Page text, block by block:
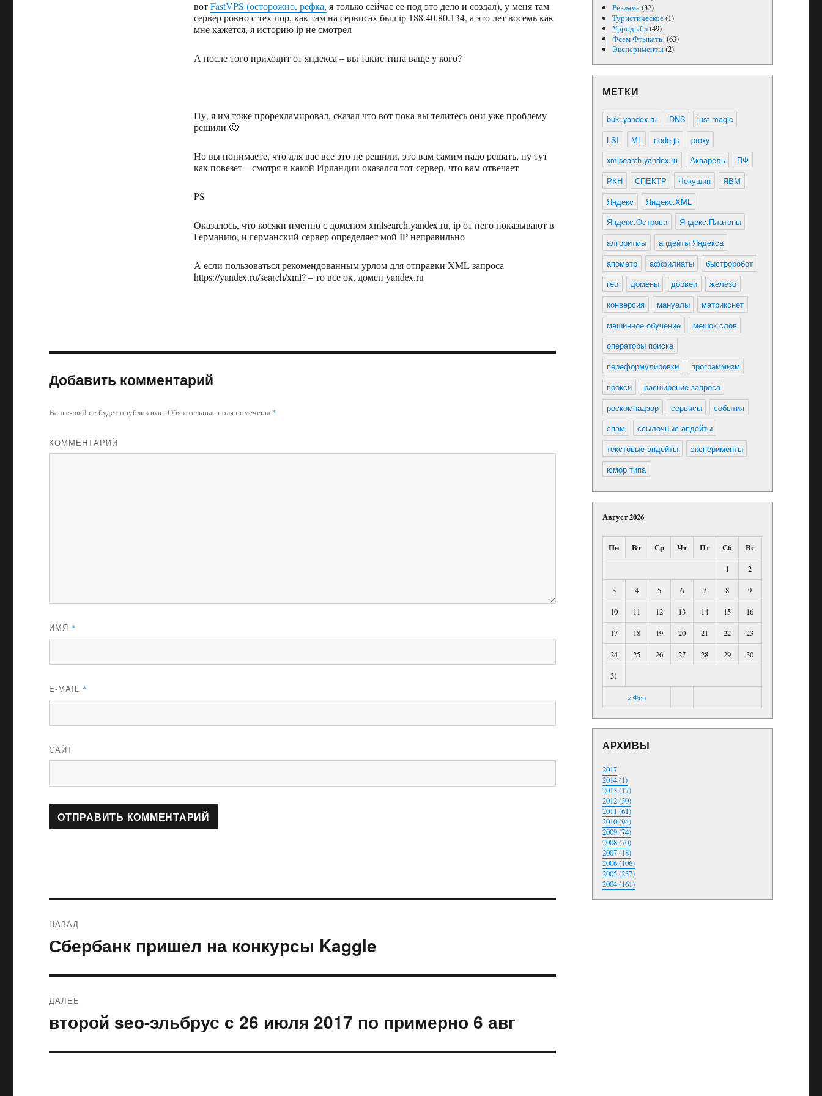
вотFastVPS (осторожно, рефка, я только сейчас ее под это дело и создал), у меня там
сервер ровно с тех пор, как там на сервисах был ip 188.40.80.134, а это лет восемь как
мне кажется, я историю ip не смотрел
А после того приходит от яндекса – вы такие типа ваще у кого?
Ну, я им тоже прорекламировал, сказал что вот пока вы телитесь они уже проблему
решили 🙂
Но вы понимаете, что для вас все это не решили, это вам самим надо решать, ну тут
как повезет – смотря в какой Ирландии оказался тот сервер, что вам отвечает
PS
Оказалось, что косяки именно с доменом xmlsearch.yandex.ru, ip от него показывают в
Германию, и германский сервер определяет мой IP неправильно
А если пользоваться рекомендованным урлом для отправки XML запроса
https://yandex.ru/search/xml? – то все ок, домен yandex.ru
Добавить комментарий
Ваш e-mail не будет опубликован.Обязательные поля помечены *
КОММЕНТАРИЙ
ИМЯ *
E-MAIL *
САЙТ
по
НАЗАД
Предыдущая
Сбербанк пришел на конкурсы Kaggle
ДАЛЕЕ
Следующая
запись:
второй seo-эльбрус c 26 июля 2017 по примерно 6 авг
Реклама(32)
Туристическое(1)
Урродыбл(49)
Фсем Фтыкать! (63)
Эксперименты(2)
МЕТКИ
buki.yandex.ru DNS
just-magic
LSI
ML node.js
proxy
xmlsearch.yandex.ru
Акварель
ПФ
РКН
СПЕКТР Чекушин
ЯВМ
Яндекс
Яндекс.XML
Яндекс.Острова
Яндекс.Платоны
алгоритмы
апдейты Яндекса
апометр
аффилиаты
быстроробот
гео
домены дорвеи
железо
конверсия
мануалы
матрикснет
машинное обучение
мешок слов
операторы поиска
переформулировки
программизм
прокси
расширение запроса
роскомнадзор
сервисы
события
спам
ссылочные апдейты
текстовые апдейты
эксперименты
юмор типа
Август 2026
Пн Вт Ср Чт Пт Сб Вс
« Фев
1
2
3
4 5 6 7 8
9
10
11 12 13 14 15
16
17
18 19 20 21 22
23
24
25 26 27 28 29
30
31
АРХИВЫ
2017
2014 (1)
2013 (17)
2012 (30)
2011 (61)
2010 (94)
2009 (74)
2008 (70)
2007 (18)
2006 (106)
2005 (237)
2004 (161)